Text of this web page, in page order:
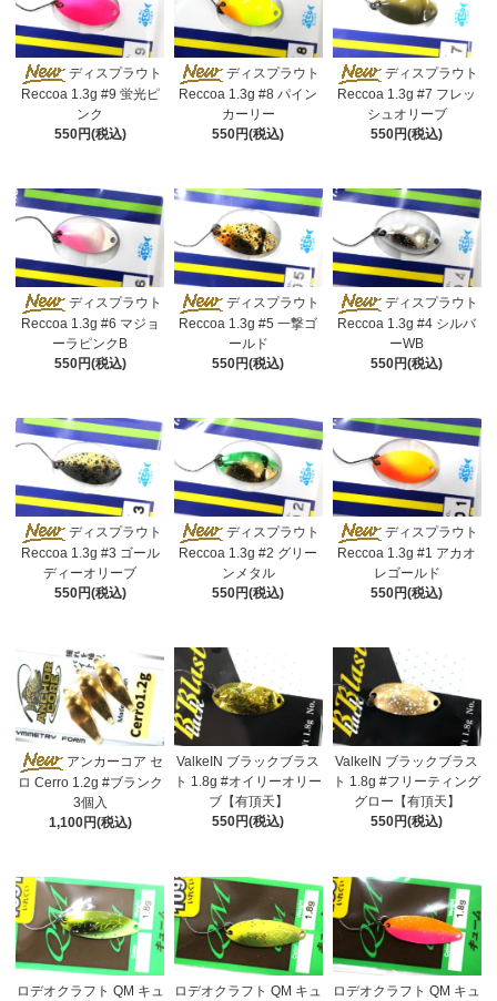
ディスプラウト
Reccoa 1.3g #9 蛍光ピ
ンク
550円(税込)
ディスプラウト
Reccoa 1.3g #8 パイン
カーリー
550円(税込)
ディスプラウト
Reccoa 1.3g #7 フレッ
シュオリーブ
550円(税込)
ディスプラウト
Reccoa 1.3g #6 マジョ
ーラピンクB
550円(税込)
ディスプラウト
Reccoa 1.3g #5 一撃ゴ
ールド
550円(税込)
ディスプラウト
Reccoa 1.3g #4 シルバ
ーWB
550円(税込)
ディスプラウト
Reccoa 1.3g #3 ゴール
ディーオリーブ
550円(税込)
ディスプラウト
Reccoa 1.3g #2 グリー
ンメタル
550円(税込)
ディスプラウト
Reccoa 1.3g #1 アカオ
レゴールド
550円(税込)
アンカーコア セ
ロ Cerro 1.2g #ブランク
3個入
1,100円(税込)
ValkeIN ブラックブラス
ト 1.8g #オイリーオリー
ブ【有頂天】
550円(税込)
ValkeIN ブラックブラス
ト 1.8g #フリーティング
グロー【有頂天】
550円(税込)
ロデオクラフト QM キュ
ロデオクラフト QM キュ
ロデオクラフト QM キュ